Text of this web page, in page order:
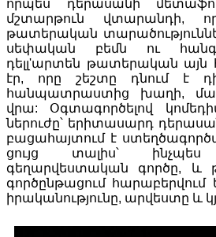
որպես դերասանի
մշտարթուն վտարանդի,
թատերական
սեփական բեմն ու
դելլ'արտեն թատերական այն
էր, որը շեշտը դնում է
հանպատրաստից խաղի,
վրա: Օգտագործելով
ներուժը՝ երիտասարդ
բացահայտում է
ցույց տալիս՝
գեղարվեստական գործը, և
գործընթացում հարաբերվում
իրականությունը, արվեստը և